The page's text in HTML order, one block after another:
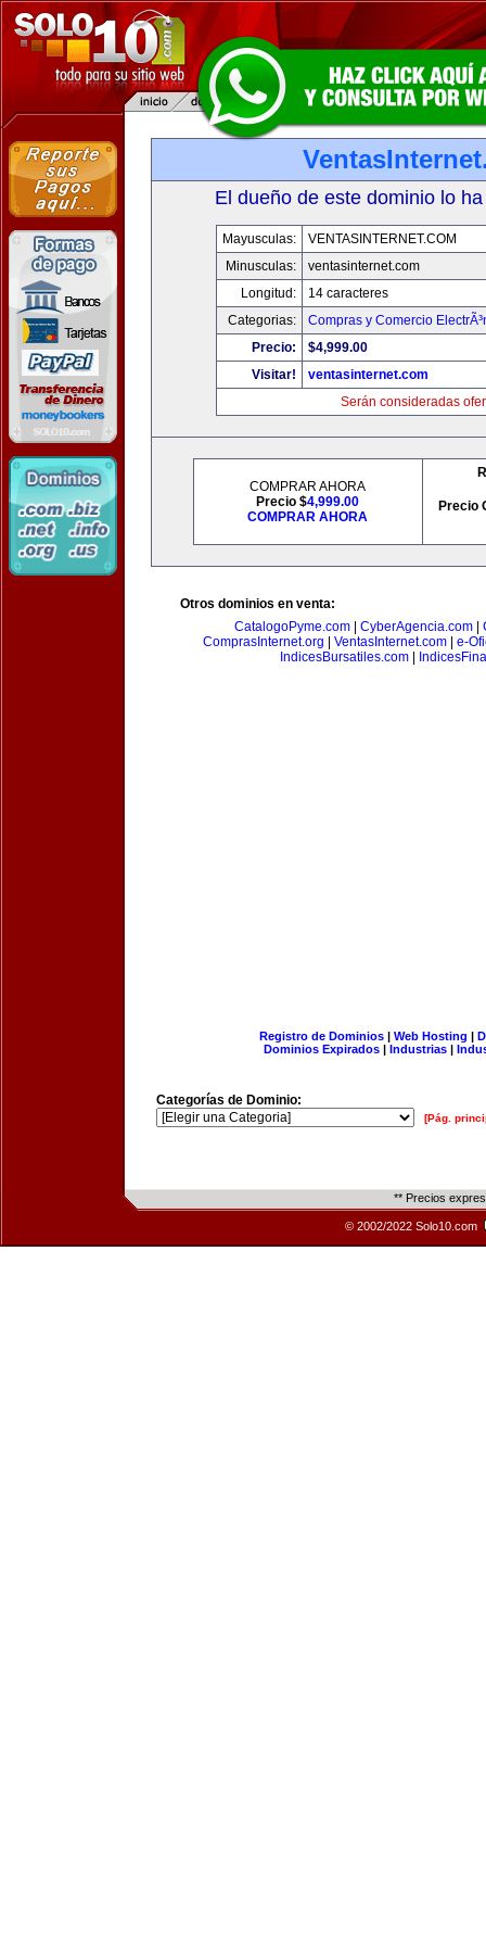
El dueño de este dominio lo
Mayusculas:
VENTASINTERNET.COM
Minusculas:
ventasinternet.com
Longitud:
14 caracteres
Categorias:
Compras y Comercio
Precio:
$4,999.00
Visitar!
ventasinternet.com
Serán consideradas
COMPRAR AHORA
Precio $4,999.00
COMPRAR AHORA
Precio
Otros dominios en venta:
CatalogoPyme.com
CyberAgencia.com
ComprasInternet.org
VentasInternet.com| e-
IndicesBursatiles.com|
Registro de Dominios| Web Hosting |
Dominios Expirados | Industrias |
Categorías de Dominio:
[Pág.
** Precios
© 2002/2022 Solo10.com